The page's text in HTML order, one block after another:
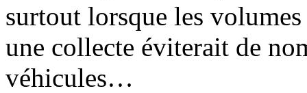
surtout lorsque les
une collecte éviterait de
véhicules…